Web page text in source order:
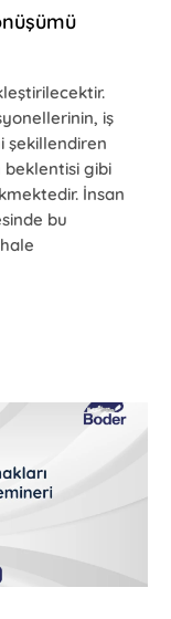
iş
şekillendiren
gibi
İnsan
bu